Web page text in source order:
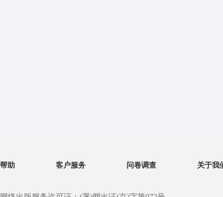
帮助 客户服务 问卷调查 关于我